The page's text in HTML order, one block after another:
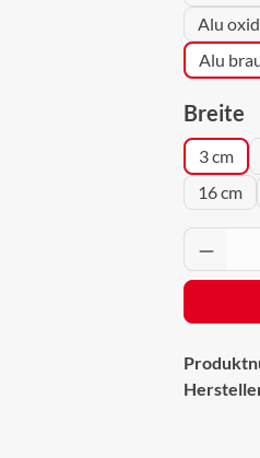
Alu
Alu
Breite
3 cm
16 cm